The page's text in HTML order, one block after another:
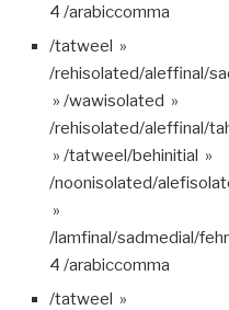
4 /arabiccomma
/tatweel »
/rehisolated/aleffinal/
» /wawisolated »
/rehisolated/aleffinal/
» /tatweel/behinitial »
/noonisolated/
»
/lamfinal/sadmedial/
4 /arabiccomma
/tatweel »